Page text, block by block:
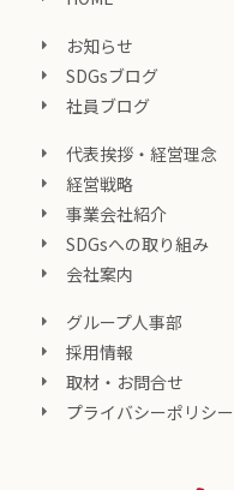
お知らせ
SDGsブログ
社員ブログ
代表挨拶・経営理念
経営戦略
事業会社紹介
SDGsへの取り組み
会社案内
グループ人事部
採用情報
取材・お問合せ
プライバシーポリシー